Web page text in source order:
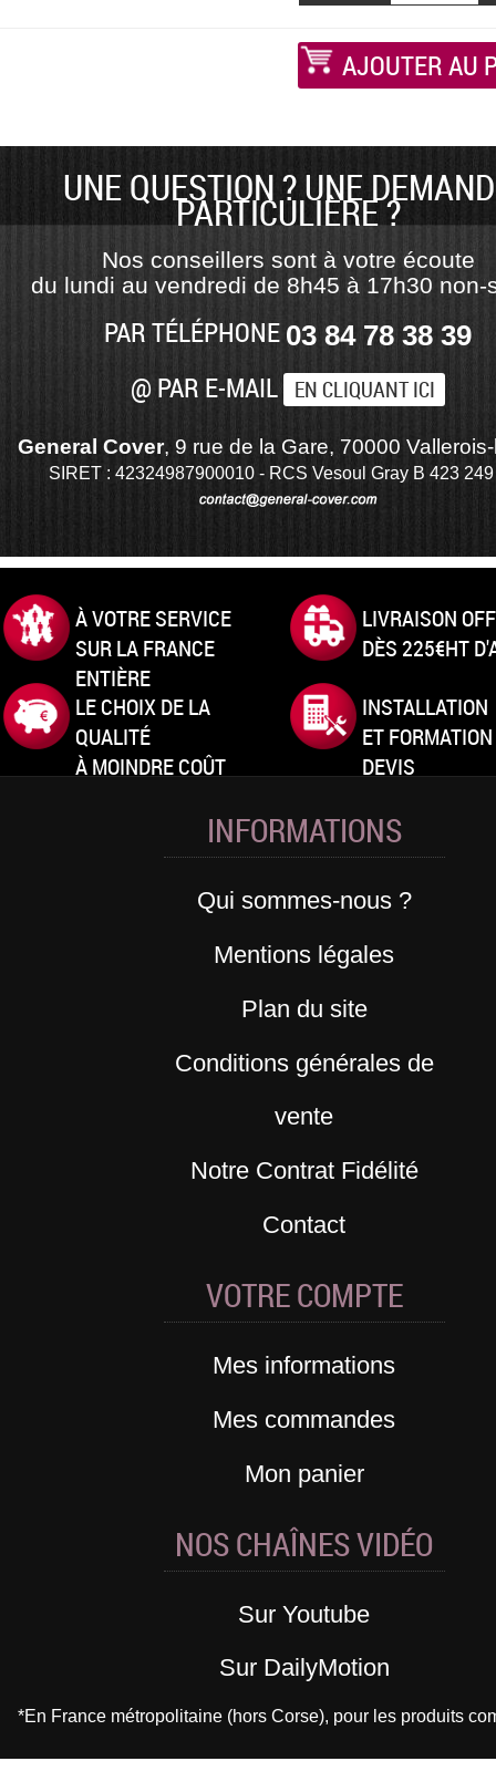
AJOUTER AU
UNE QUESTION ? UNE
PARTICULIÈRE ?
Nos conseillers sont à votre écoute
du lundi au vendredi de 8h45 à 17h30 non-
PAR TÉLÉPHONE 03 84 78 38 39
@ PAR E-MAIL EN CLIQUANT ICI
General Cover, 9 rue de la Gare, 70000
SIRET : 42324987900010 - RCS Vesoul Gray B 423
À VOTRE SERVICE
SUR LA FRANCE
ENTIÈRE
LIVRAISON
DÈS 225€HT
LE CHOIX DE LA
QUALITÉ
À MOINDRE COÛT
INSTALLATION
ET
DEVIS
INFORMATIONS
Qui sommes-nous ?
Mentions légales
Plan du site
Conditions générales de
vente
Notre Contrat Fidélité
Contact
VOTRE COMPTE
Mes informations
Mes commandes
Mon panier
NOS CHAÎNES VIDÉO
Sur Youtube
Sur DailyMotion
*En France métropolitaine (hors Corse), pour les produits